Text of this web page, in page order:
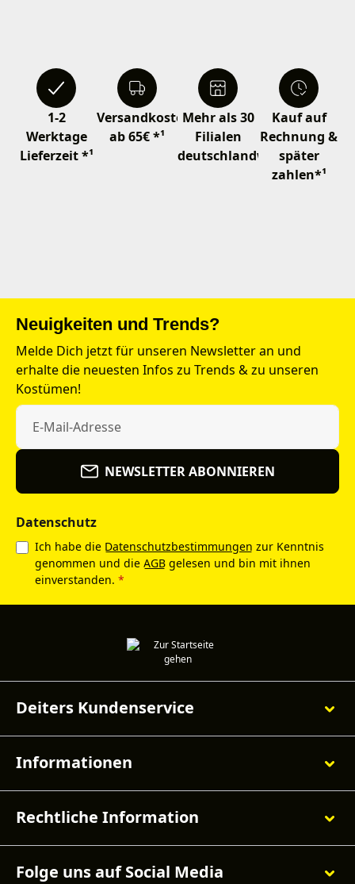
1-2
Werktage
Lieferzeit *¹
Versandkostenfrei
ab 65€ *¹
Mehr als 30
Filialen
deutschlandweit
Kauf auf
Rechnung &
später
zahlen*¹
Neuigkeiten und Trends?
Melde Dich jetzt für unseren Newsletter an und
erhalte die neuesten Infos zu Trends & zu unseren
Kostümen!
NEWSLETTER ABONNIEREN
Datenschutz
Ich habe die Datenschutzbestimmungen zur Kenntnis
genommen und die AGB gelesen und bin mit ihnen
einverstanden. *
Deiters Kundenservice
Informationen
Rechtliche Information
Folge uns auf Social Media